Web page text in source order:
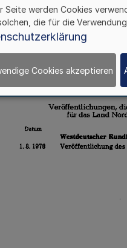
Seite werden Cookies
die für die
Cookies akzeptieren